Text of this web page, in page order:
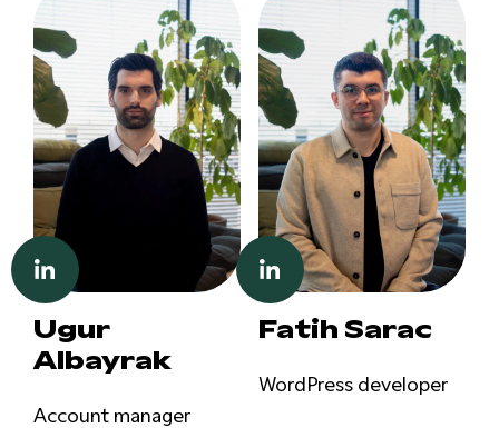
Ugur
Albayrak
Account manager
Fatih Sarac
WordPress developer